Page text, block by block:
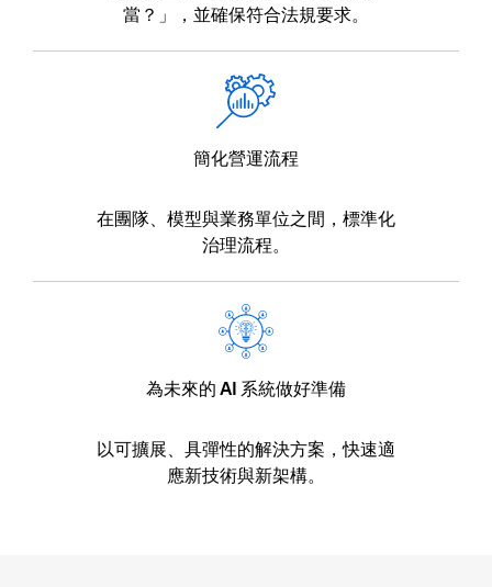
當？」，並確保符合法規要求。
簡化營運流程
在團隊、模型與業務單位之間，標準化
治理流程。
為未來的 AI 系統做好準備
以可擴展、具彈性的解決方案，快速適
應新技術與新架構。